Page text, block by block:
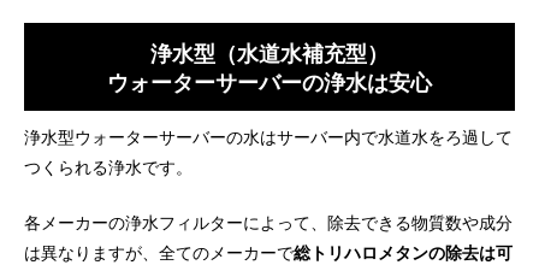
tall（トール）・tall+cafe
エブリィフレシャス
浄水型（水道水補充型）
ウォーターサーバーの浄水は安心
浄水型ウォーターサーバーの水はサーバー内で水道水をろ過して
つくられる浄水です。
各メーカーの浄水フィルターによって、除去できる物質数や成分
は異なりますが、全てのメーカーで総トリハロメタンの除去は可